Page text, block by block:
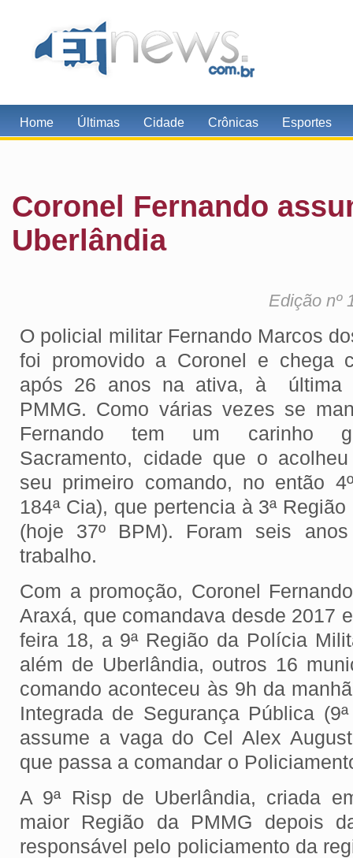
Home Últimas Cidade Crônicas Esportes
Coronel Fernando
Uberlândia
Edição nº
O policial militar Fernando Marcos
foi promovido a Coronel e chega
após 26 anos na ativa, à última
PMMG. Como várias vezes se
Fernando tem um carinho
Sacramento, cidade que o
seu primeiro comando, no então
184ª Cia), que pertencia à 3ª
(hoje 37º BPM). Foram seis
trabalho.
Com a promoção, Coronel
Araxá, que comandava desde 2017
feira 18, a 9ª Região da Polícia
além de Uberlândia, outros 16
comando aconteceu às 9h da
Integrada de Segurança Pública
assume a vaga do Cel Alex
que passa a comandar o
A 9ª Risp de Uberlândia, criada
maior Região da PMMG depois
responsável pelo policiamento da